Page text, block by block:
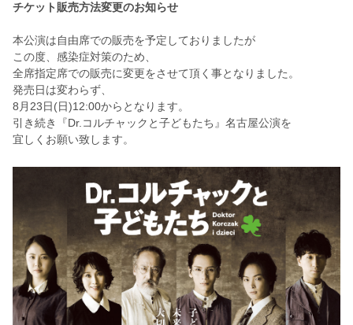
チケット販売方法変更のお知らせ
本公演は自由席での販売を予定しておりましたが
この度、感染症対策のため、
全席指定席での販売に変更をさせて頂く事となりました。
発売日は変わらず、
8月23日(日)12:00からとなります。
引き続き『Dr.コルチャックと子どもたち』名古屋公演を
宜しくお願い致します。